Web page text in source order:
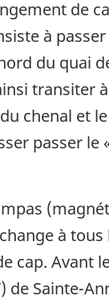
de
à
du quai
transiter
chenal et
passer le
à tous
cap. Avant
de Sainte-